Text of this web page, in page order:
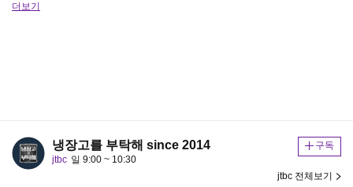
더보기
냉장고를 부탁해 since 2014
jtbc 일 9:00 ~ 10:30
구독
jtbc 전체보기